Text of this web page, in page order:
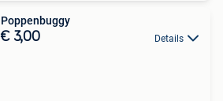
Poppenbuggy
€ 3,00 Details